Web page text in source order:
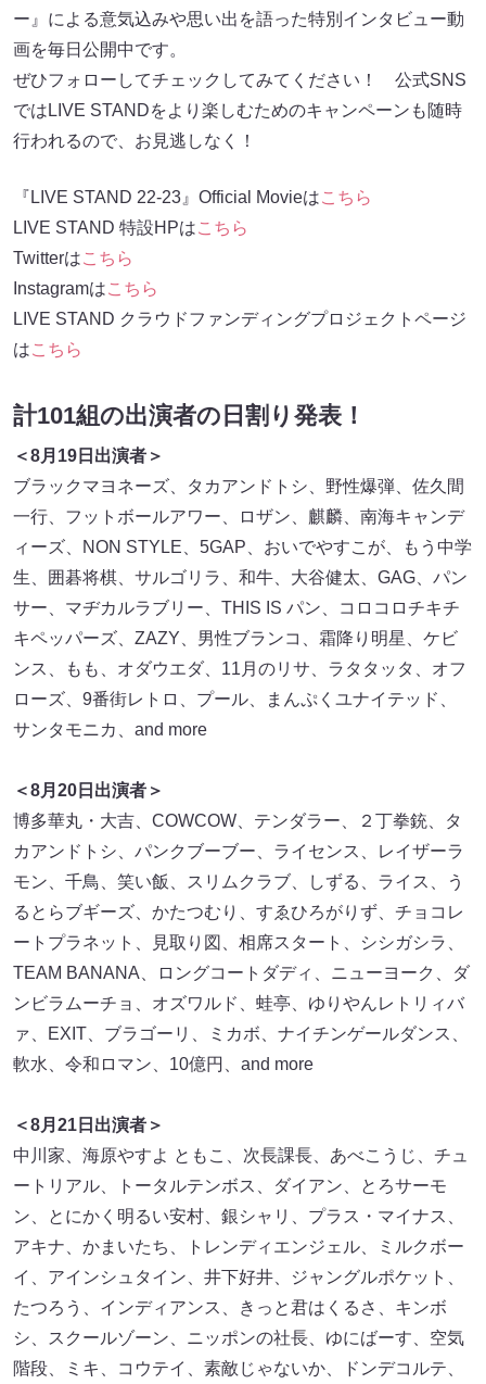
ー』による意気込みや思い出を語った特別インタビュー動
画を毎日公開中です。
ぜひフォローしてチェックしてみてください！ 公式SNS
ではLIVE STANDをより楽しむためのキャンペーンも随時
行われるので、お見逃しなく！
『LIVE STAND 22-23』Official Movieはこちら
LIVE STAND 特設HPはこちら
Twitterはこちら
Instagramはこちら
LIVE STAND クラウドファンディングプロジェクトページ
はこちら
計101組の出演者の日割り発表！
＜8月19日出演者＞
ブラックマヨネーズ、タカアンドトシ、野性爆弾、佐久間
一行、フットボールアワー、ロザン、麒麟、南海キャンデ
ィーズ、NON STYLE、5GAP、おいでやすこが、もう中学
生、囲碁将棋、サルゴリラ、和牛、大谷健太、GAG、パン
サー、マヂカルラブリー、THIS IS パン、コロコロチキチ
キペッパーズ、ZAZY、男性ブランコ、霜降り明星、ケビ
ンス、もも、オダウエダ、11月のリサ、ラタタッタ、オフ
ローズ、9番街レトロ、プール、まんぷくユナイテッド、
サンタモニカ、and more
＜8月20日出演者＞
博多華丸・大吉、COWCOW、テンダラー、２丁拳銃、タ
カアンドトシ、パンクブーブー、ライセンス、レイザーラ
モン、千鳥、笑い飯、スリムクラブ、しずる、ライス、う
るとらブギーズ、かたつむり、すゑひろがりず、チョコレ
ートプラネット、見取り図、相席スタート、シシガシラ、
TEAM BANANA、ロングコートダディ、ニューヨーク、ダ
ンビラムーチョ、オズワルド、蛙亭、ゆりやんレトリィバ
ァ、EXIT、ブラゴーリ、ミカボ、ナイチンゲールダンス、
軟水、令和ロマン、10億円、and more
＜8月21日出演者＞
中川家、海原やすよ ともこ、次長課長、あべこうじ、チュ
ートリアル、トータルテンボス、ダイアン、とろサーモ
ン、とにかく明るい安村、銀シャリ、プラス・マイナス、
アキナ、かまいたち、トレンディエンジェル、ミルクボー
イ、アインシュタイン、井下好井、ジャングルポケット、
たつろう、インディアンス、きっと君はくるさ、キンボ
シ、スクールゾーン、ニッポンの社長、ゆにばーす、空気
階段、ミキ、コウテイ、素敵じゃないか、ドンデコルテ、